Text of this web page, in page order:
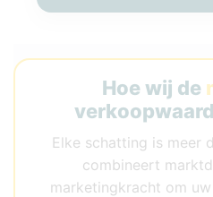
Hoe wij de
Elke schatting is meer
combineert
marketingkracht om